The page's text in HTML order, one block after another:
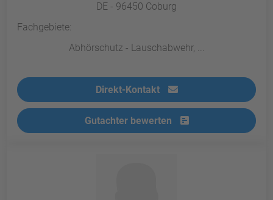
DE - 96450 Coburg
Fachgebiete:
Abhörschutz - Lauschabwehr, ...
Direkt-Kontakt
Gutachter bewerten